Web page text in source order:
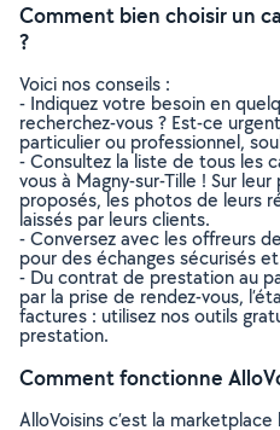
Comment bien choisir un
?
Voici nos conseils :
- Indiquez votre besoin en
recherchez-vous ? Est-ce
particulier ou professionnel,
- Consultez la liste de tous les
vous à Magny-sur-Tille ! Sur
proposés, les photos de leurs
laissés par leurs clients.
- Conversez avec les offreurs
pour des échanges sécurisés
- Du contrat de prestation au
par la prise de rendez-vous,
factures : utilisez nos outils
prestation.
Comment fonctionne
AlloVoisins c’est la